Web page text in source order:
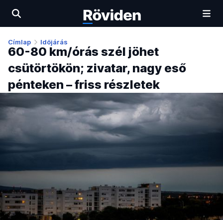
Címlap Időjárás
60-80 km/órás szél jöhet
csütörtökön; zivatar, nagy eső
pénteken – friss részletek